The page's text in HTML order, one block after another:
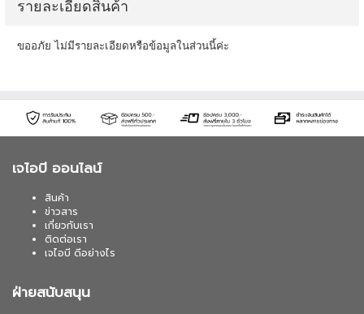
รายละเอียดสินค้า
ขออภัย ไม่มีรายละเอียดหรือข้อมูลในส่วนนี้ค่ะ
เจไอบี ออนไลน์
สินค้า
ข่าวสาร
เกี่ยวกับเรา
ติดต่อเรา
เจไอบี ดีอย่างไร
ฝ่ายสนับสนุน